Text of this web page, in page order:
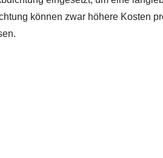
können zwar höhere Kosten